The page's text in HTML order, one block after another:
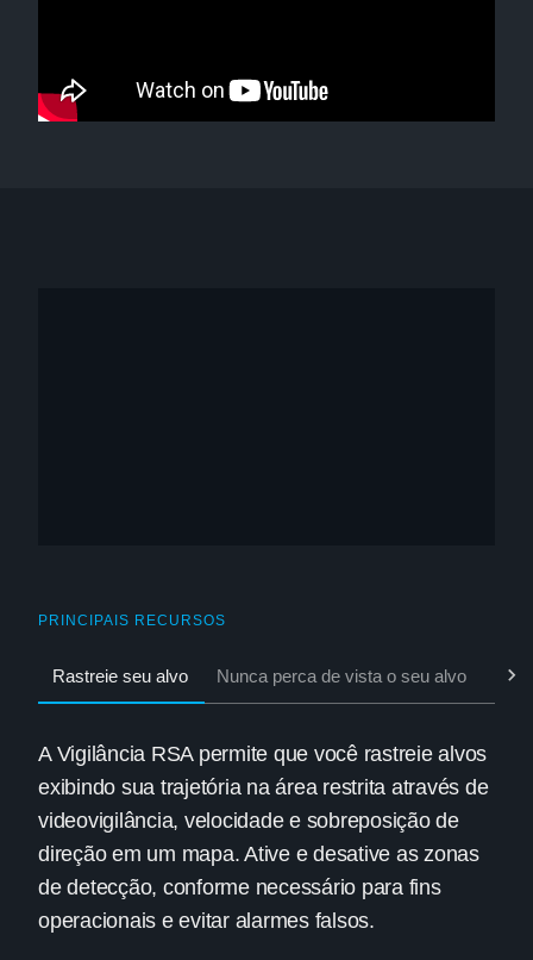
PRINCIPAIS RECURSOS
Rastreie seu alvo Nunca perca de vista o seu alvo
A Vigilância RSA permite que você rastreie alvos
exibindo sua trajetória na área restrita através de
videovigilância, velocidade e sobreposição de
direção em um mapa. Ative e desative as zonas
de detecção, conforme necessário para fins
operacionais e evitar alarmes falsos.